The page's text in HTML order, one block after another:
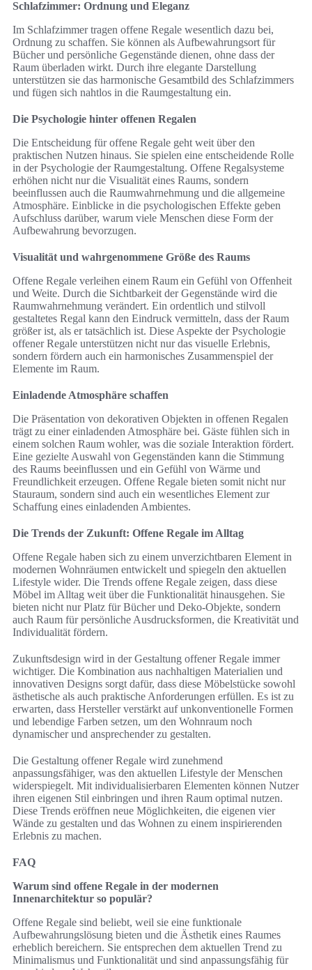
Schlafzimmer: Ordnung und Eleganz
Im Schlafzimmer tragen offene Regale wesentlich dazu bei,
Ordnung zu schaffen. Sie können als Aufbewahrungsort für
Bücher und persönliche Gegenstände dienen, ohne dass der
Raum überladen wirkt. Durch ihre elegante Darstellung
unterstützen sie das harmonische Gesamtbild des Schlafzimmers
und fügen sich nahtlos in die Raumgestaltung ein.
Die Psychologie hinter offenen Regalen
Die Entscheidung für offene Regale geht weit über den
praktischen Nutzen hinaus. Sie spielen eine entscheidende Rolle
in der Psychologie der Raumgestaltung. Offene Regalsysteme
erhöhen nicht nur die Visualität eines Raums, sondern
beeinflussen auch die Raumwahrnehmung und die allgemeine
Atmosphäre. Einblicke in die psychologischen Effekte geben
Aufschluss darüber, warum viele Menschen diese Form der
Aufbewahrung bevorzugen.
Visualität und wahrgenommene Größe des Raums
Offene Regale verleihen einem Raum ein Gefühl von Offenheit
und Weite. Durch die Sichtbarkeit der Gegenstände wird die
Raumwahrnehmung verändert. Ein ordentlich und stilvoll
gestaltetes Regal kann den Eindruck vermitteln, dass der Raum
größer ist, als er tatsächlich ist. Diese Aspekte der Psychologie
offener Regale unterstützen nicht nur das visuelle Erlebnis,
sondern fördern auch ein harmonisches Zusammenspiel der
Elemente im Raum.
Einladende Atmosphäre schaffen
Die Präsentation von dekorativen Objekten in offenen Regalen
trägt zu einer einladenden Atmosphäre bei. Gäste fühlen sich in
einem solchen Raum wohler, was die soziale Interaktion fördert.
Eine gezielte Auswahl von Gegenständen kann die Stimmung
des Raums beeinflussen und ein Gefühl von Wärme und
Freundlichkeit erzeugen. Offene Regale bieten somit nicht nur
Stauraum, sondern sind auch ein wesentliches Element zur
Schaffung eines einladenden Ambientes.
Die Trends der Zukunft: Offene Regale im Alltag
Offene Regale haben sich zu einem unverzichtbaren Element in
modernen Wohnräumen entwickelt und spiegeln den aktuellen
Lifestyle wider. Die Trends offene Regale zeigen, dass diese
Möbel im Alltag weit über die Funktionalität hinausgehen. Sie
bieten nicht nur Platz für Bücher und Deko-Objekte, sondern
auch Raum für persönliche Ausdrucksformen, die Kreativität und
Individualität fördern.
Zukunftsdesign wird in der Gestaltung offener Regale immer
wichtiger. Die Kombination aus nachhaltigen Materialien und
innovativen Designs sorgt dafür, dass diese Möbelstücke sowohl
ästhetische als auch praktische Anforderungen erfüllen. Es ist zu
erwarten, dass Hersteller verstärkt auf unkonventionelle Formen
und lebendige Farben setzen, um den Wohnraum noch
dynamischer und ansprechender zu gestalten.
Die Gestaltung offener Regale wird zunehmend
anpassungsfähiger, was den aktuellen Lifestyle der Menschen
widerspiegelt. Mit individualisierbaren Elementen können Nutzer
ihren eigenen Stil einbringen und ihren Raum optimal nutzen.
Diese Trends eröffnen neue Möglichkeiten, die eigenen vier
Wände zu gestalten und das Wohnen zu einem inspirierenden
Erlebnis zu machen.
FAQ
Warum sind offene Regale in der modernen
Innenarchitektur so populär?
Offene Regale sind beliebt, weil sie eine funktionale
Aufbewahrungslösung bieten und die Ästhetik eines Raumes
erheblich bereichern. Sie entsprechen dem aktuellen Trend zu
Minimalismus und Funktionalität und sind anpassungsfähig für